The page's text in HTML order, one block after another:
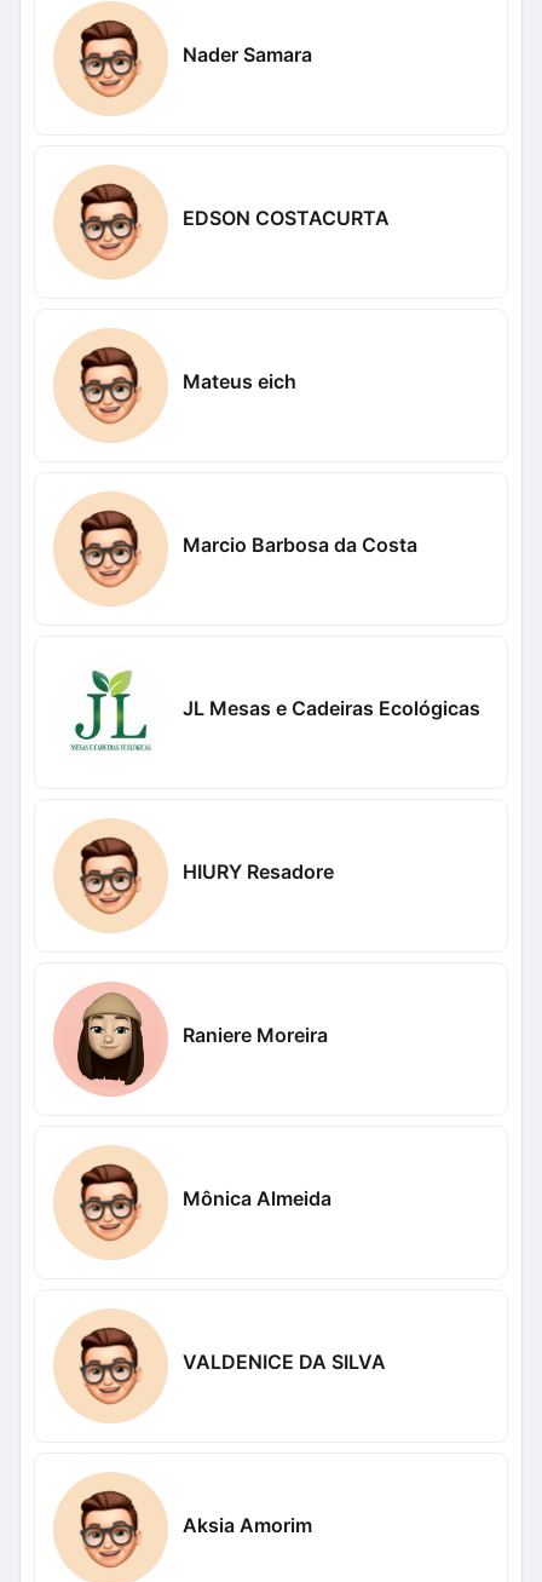
Nader Samara
EDSON COSTACURTA
Mateus eich
Marcio Barbosa da Costa
JL Mesas e Cadeiras Ecológicas
HIURY Resadore
Raniere Moreira
Mônica Almeida
VALDENICE DA SILVA
Aksia Amorim